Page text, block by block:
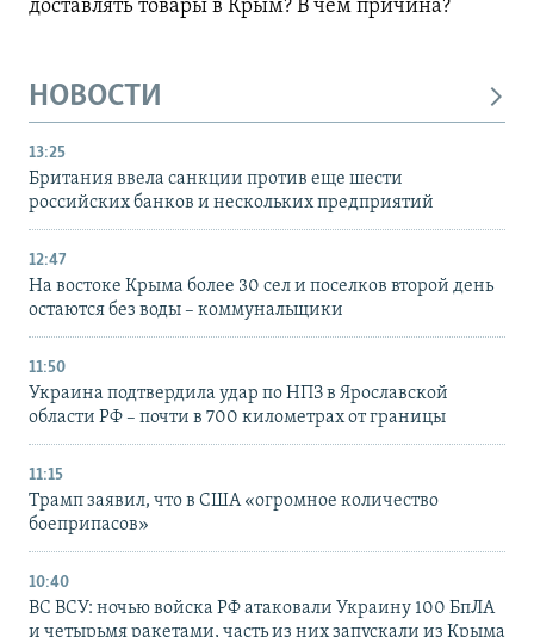
доставлять товары в Крым? В чем причина?
НОВОСТИ
13:25
Британия ввела санкции против еще шести
российских банков и нескольких предприятий
12:47
На востоке Крыма более 30 сел и поселков второй день
остаются без воды – коммунальщики
11:50
Украина подтвердила удар по НПЗ в Ярославской
области РФ – почти в 700 километрах от границы
11:15
Трамп заявил, что в США «огромное количество
боеприпасов»
10:40
ВС ВСУ: ночью войска РФ атаковали Украину 100 БпЛА
и четырьмя ракетами, часть из них запускали из Крыма